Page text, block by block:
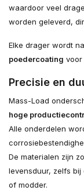
waardoor veel
worden geleverd,
Elke drager wordt
poedercoating voor
Precisie en
Mass-Load
hoge
Alle onderdelen
De materialen zijn
levensduur, zelfs
of modder.